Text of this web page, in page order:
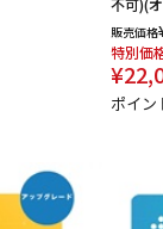
XFER RECORDS
Audio
不可)(
販売価格
特別価
¥
ポイ